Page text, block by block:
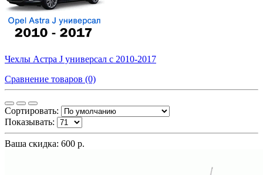
Чехлы Астра J универсал с 2010-2017
Сравнение товаров (0)
Сортировать:
Показывать:
Ваша скидка: 600 р.